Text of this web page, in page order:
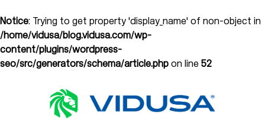
Notice: Trying to get property 'display_name' of non-object in
/home/vidusa/blog.vidusa.com/wp-
content/plugins/wordpress-
seo/src/generators/schema/article.php on line 52